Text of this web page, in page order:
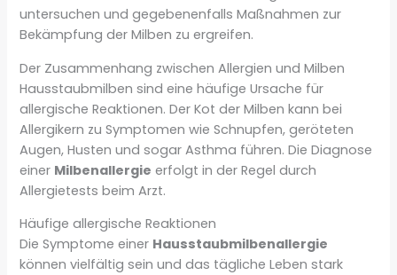
untersuchen und gegebenenfalls Maßnahmen zur
Bekämpfung der Milben zu ergreifen.
Der Zusammenhang zwischen Allergien und Milben
Hausstaubmilben sind eine häufige Ursache für
allergische Reaktionen. Der Kot der Milben kann bei
Allergikern zu Symptomen wie Schnupfen, geröteten
Augen, Husten und sogar Asthma führen. Die Diagnose
einer Milbenallergie erfolgt in der Regel durch
Allergietests beim Arzt.
Häufige allergische Reaktionen
Die Symptome einer Hausstaubmilbenallergie
können vielfältig sein und das tägliche Leben stark